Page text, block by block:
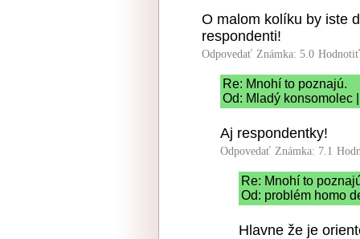
O malom kolíku by iste
respondenti!
Odpovedať Známka: 5.0
Re: Mnohí to poznajú.
Od: Mladý konsomolec
Aj respondentky!
Odpovedať Známka: 7.1
Re: Mnohí to
Od: problém homo
Hlavne že je